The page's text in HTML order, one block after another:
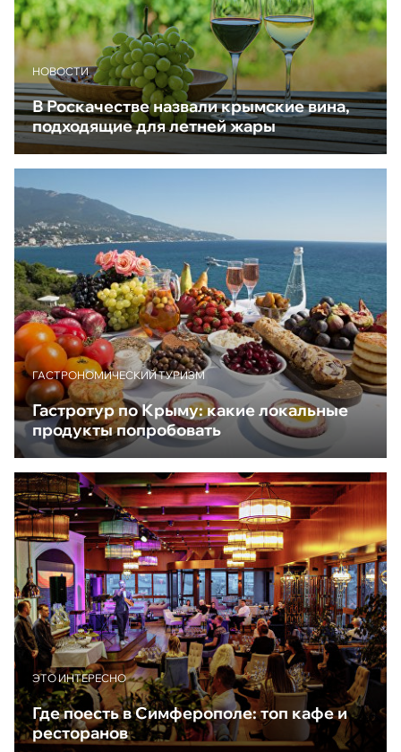
НОВОСТИ
В Роскачестве назвали крымские вина,
подходящие для летней жары
ГАСТРОНОМИЧЕСКИЙ ТУРИЗМ
Гастротур по Крыму: какие локальные
продукты попробовать
ЭТО ИНТЕРЕСНО
Где поесть в Симферополе: топ кафе и
ресторанов